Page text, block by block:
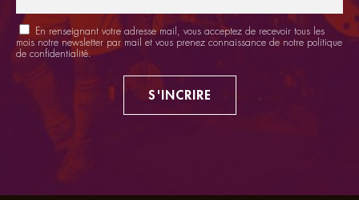
En renseignant votre adresse mail, vous acceptez de recevoir tous les
mois notre newsletter par mail et vous prenez connaissance de notre politique
de confidentialité.
S'INCRIRE